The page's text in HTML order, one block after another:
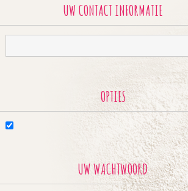
UW CONTACT INFORMATIE
OPTIES
UW WACHTWOORD